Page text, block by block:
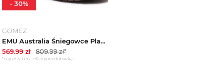
GOMEZ
EMU Australia Śniegowce Platinum Stinger Mini | zamsz brązowy
569.99 zł 809.99zł*
*najniższa cena z 30 dni przed obniżką
- 30%